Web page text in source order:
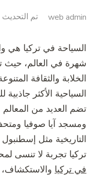
web admin تم
السياحة في تركيا هي
شهرة في العالم، حيث
الخلابة والثقافة
السياحية الأكثر
تضم العديد من المعالم
ومسجد آيا صوفيا
التاريخية مثل إسطنبول
تركيا تجربة لا تنسى
في تركيا